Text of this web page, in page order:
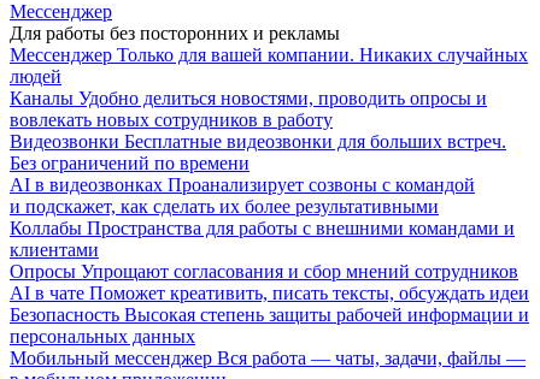
Мессенджер
Для работы без посторонних и рекламы
Мессенджер Только для вашей компании. Никаких случайных
людей
Каналы Удобно делиться новостями, проводить опросы и
вовлекать новых сотрудников в работу
Видеозвонки Бесплатные видеозвонки для больших встреч.
Без ограничений по времени
AI в видеозвонках Проанализирует созвоны с командой
и подскажет, как сделать их более результативными
Коллабы Пространства для работы с внешними командами и
клиентами
Опросы Упрощают согласования и сбор мнений сотрудников
AI в чате Поможет креативить, писать тексты, обсуждать идеи
Безопасность Высокая степень защиты рабочей информации и
персональных данных
Мобильный мессенджер Вся работа — чаты, задачи, файлы —